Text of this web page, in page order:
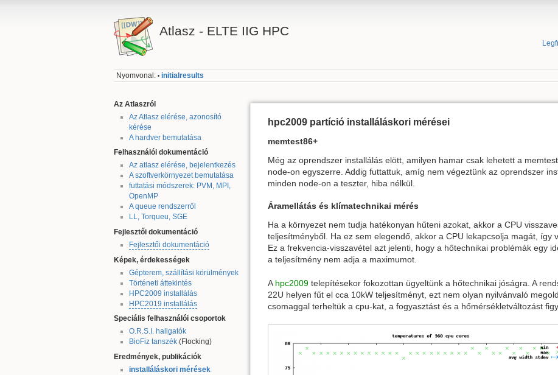
Atlasz - ELTE IIG HPC
Nyomvonal: • initialresults
Az Atlaszról
Az Atlasz elérése, azonosító
kérése
A hardver bemutatása
Felhasználói dokumentáció
Az atlasz elérése, bejelentkezés
A szoftverkörnyezet bemutatása
futtatási módszerek: PVM, MPI,
OpenMP
A queue rendszerről
LL, Torqueu, SGE
Fejlesztői dokumentáció
Fejlesztői dokumentáció
Képek, érdekességek
Gépterem, szállítási körülmények
Történeti áttekintés
HPC2009 installálás
HPC2019 installálás
Speciális felhasználói csoportok
O.R.S.I. hallgatók
BioFiz tanszék(Flocking)
Eredmények, publikációk
installáláskori mérések
hpc2009 partíció installáláskori mérései
memtest86+
Még az oprendszer installálás elött, amilyen hamar csak lehetett a
node-on egyszerre. Addig futtattuk, amíg nem végeztünk az oprendszer
minden node-on a teszter, hiba nélkül.
Áramellátás és klímatechnikai mérés
Ha a környezet nem tudja hatékonyan hűteni azokat, akkor a CPU
teljesítményből. Ha ez sem elegendő, akkor a CPU lekapcsolja magát, így
Ez a frekvencia-visszavétel azt jelenti, hogy a hőtechnikai problémák egy
a teljesítmény nem adja a maximumot.
A hpc2009 telepítésekor fokozottan ügyeltünk a hőtechnikai jóságra. A
22U helyen fűt el cca 10kW teljesítményt, ezt nem olyan nyilvánvaló
csomaggal terheltük a cpu-kat, a fogyasztást és a hőmérsékletváltozást